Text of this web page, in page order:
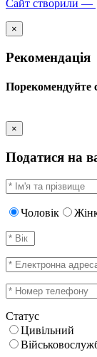
Сайт створили —
×
Рекомендація
Порекомендуйте
×
Податися на
Чоловік
Статус
Цивільний